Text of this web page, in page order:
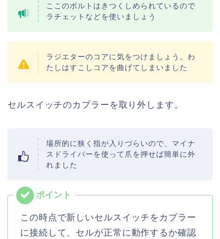
ここのボルトはきつくしめられているので
ラチェットなどを使いましょう
ラジエターのコアに気をつけましょう。わ
たしはすこしコアを曲げてしまいました
セルスイッチのカプラーを取り外します。
場所的に狭く指が入りづらいので、マイナ
スドライバーを使って爪を押せば簡単に外
れました
この時点で新しいセルスイッチをカプラー
に接続して、セルが正常に動作するか確認